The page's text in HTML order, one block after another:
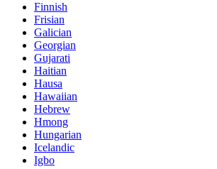
Finnish
Frisian
Galician
Georgian
Gujarati
Haitian
Hausa
Hawaiian
Hebrew
Hmong
Hungarian
Icelandic
Igbo